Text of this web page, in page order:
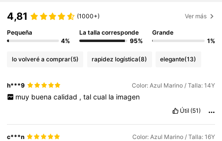
4,81 (1000+) Ver más
Pequeña
4%
La talla corresponde
95%
Grande
1%
lo volveré a comprar(5) rapidez logística(8) elegante(13)
h***9 Color: Azul Marino / Talla: 14Y
muy buena calidad , tal cual la imagen
Útil (51)
c***n Color: Azul Marino / Talla: 16Y